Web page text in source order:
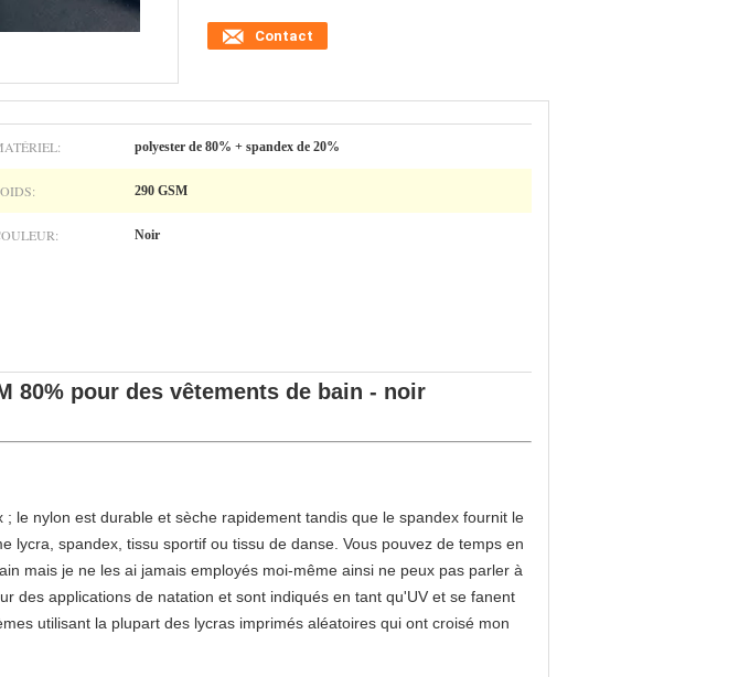
Contact
polyester de 80% + spandex de 20%
290 GSM
Noir
80% pour des vêtements de bain - noir
le nylon est durable et sèche rapidement tandis que le spandex fournit le
lycra, spandex, tissu sportif ou tissu de danse. Vous pouvez de temps en
mais je ne les ai jamais employés moi-même ainsi ne peux pas parler à
des applications de natation et sont indiqués en tant qu'UV et se fanent
utilisant la plupart des lycras imprimés aléatoires qui ont croisé mon